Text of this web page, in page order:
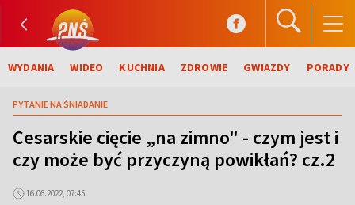
WYDANIA WIDEO KUCHNIA ZDROWIE GWIAZDY PORADY
PYTANIE NA ŚNIADANIE
Cesarskie cięcie „na zimno" - czym jest i
czy może być przyczyną powikłań? cz.2
16.06.2022, 07:45